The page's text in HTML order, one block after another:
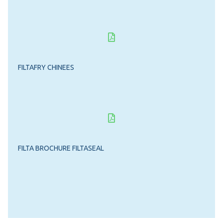
FILTAFRY CHINEES
FILTA BROCHURE FILTASEAL